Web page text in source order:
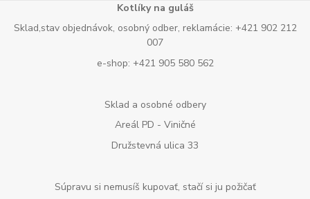
Kotlíky na guláš
Sklad,stav objednávok, osobný odber, reklamácie: +421 902 212
007
e-shop: +421 905 580 562
Sklad a osobné odbery
Areál PD - Viničné
Družstevná ulica 33
Súpravu si nemusíš kupovať, stačí si ju požičať